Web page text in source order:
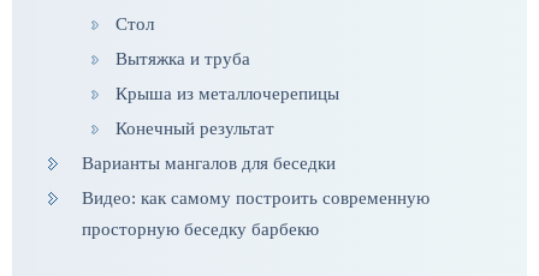
Стол
Вытяжка и труба
Крыша из металлочерепицы
Конечный результат
Варианты мангалов для беседки
Видео: как самому построить современную
просторную беседку барбекю